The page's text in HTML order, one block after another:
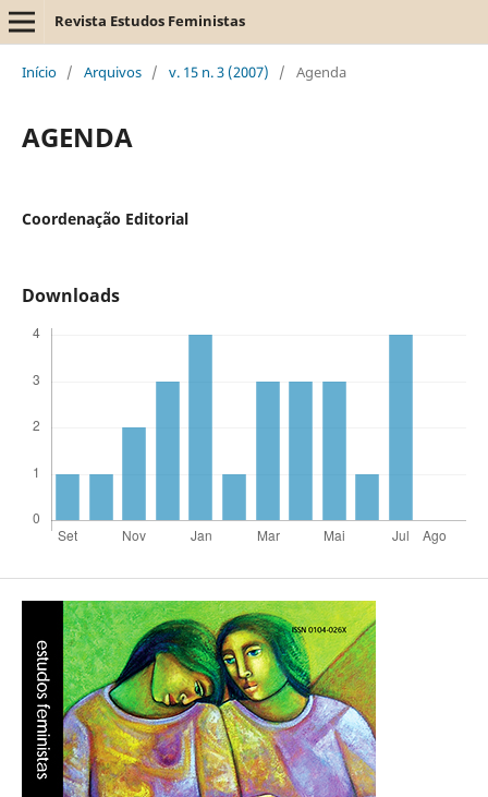
Revista Estudos Feministas
Início / Arquivos / v. 15 n. 3 (2007) / Agenda
AGENDA
Coordenação Editorial
Downloads